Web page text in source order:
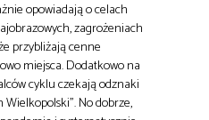
opowiadają o celach
zagrożeniach
przybliżają cenne
miejsca. Dodatkowo na
cyklu czekają odznaki
No dobrze,